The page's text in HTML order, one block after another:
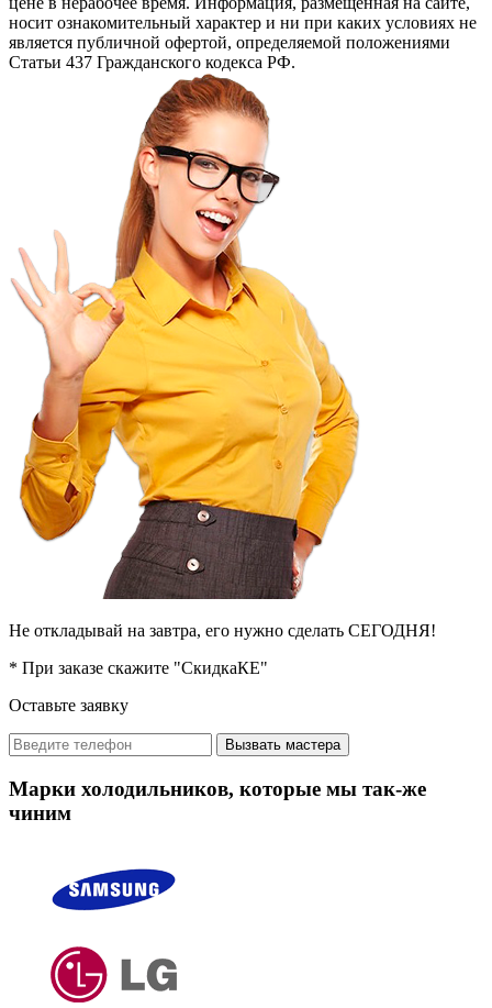
носит ознакомительный характер и ни при каких условиях не
является публичной офертой, определяемой положениями
Статьи 437 Гражданского кодекса РФ.
Не откладывай на завтра, его нужно сделать СЕГОДНЯ!
* При заказе скажите "СкидкаКЕ"
Оставьте заявку
Вызвать мастера
Марки холодильников, которые мы так-же
чиним